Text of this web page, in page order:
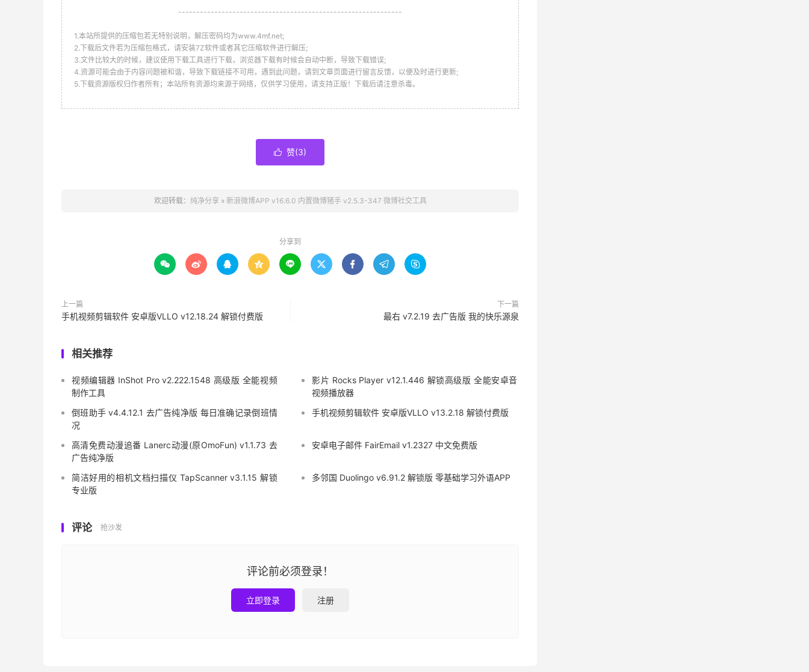
--------------------------------------------------------------
1.本站所提供的压缩包若无特别说明，解压密码均为www.4mf.net;
2.下载后文件若为压缩包格式，请安装7Z软件或者其它压缩软件进行解压;
3.文件比较大的时候，建议使用下载工具进行下载，浏览器下载有时候会自动中断，导致下载错误;
4.资源可能会由于内容问题被和谐，导致下载链接不可用，遇到此问题，请到文章页面进行留言反馈，以便及时进行更新;
5.下载资源版权归作者所有；本站所有资源均来源于网络，仅供学习使用，请支持正版！下载后请注意杀毒。
 赞(3)
欢迎转载： 纯净分享 » 新浪微博APP v16.6.0 内置微博猪手 v2.5.3-347 微博社交工具
分享到
        
上一篇
手机视频剪辑软件 安卓版VLLO v12.18.24 解锁付费版
下一篇
最右 v7.2.19 去广告版 我的快乐源泉
相关推荐
视频编辑器 InShot Pro v2.222.1548 高级版 全能视频
制作工具
影片 Rocks Player v12.1.446 解锁高级版 全能安卓音
视频播放器
倒班助手 v4.4.12.1 去广告纯净版 每日准确记录倒班情
况
手机视频剪辑软件 安卓版VLLO v13.2.18 解锁付费版
高清免费动漫追番 Lanerc动漫(原OmoFun) v1.1.73 去
广告纯净版
安卓电子邮件 FairEmail v1.2327 中文免费版
简洁好用的相机文档扫描仪 TapScanner v3.1.15 解锁
专业版
多邻国 Duolingo v6.91.2 解锁版 零基础学习外语APP
评论 抢沙发
评论前必须登录！
立即登录 注册